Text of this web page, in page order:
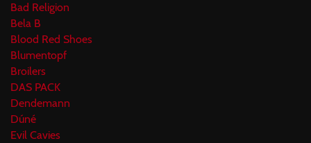
Bad Religion
Bela B
Blood Red Shoes
Blumentopf
Broilers
DAS PACK
Dendemann
Dúné
Evil Cavies